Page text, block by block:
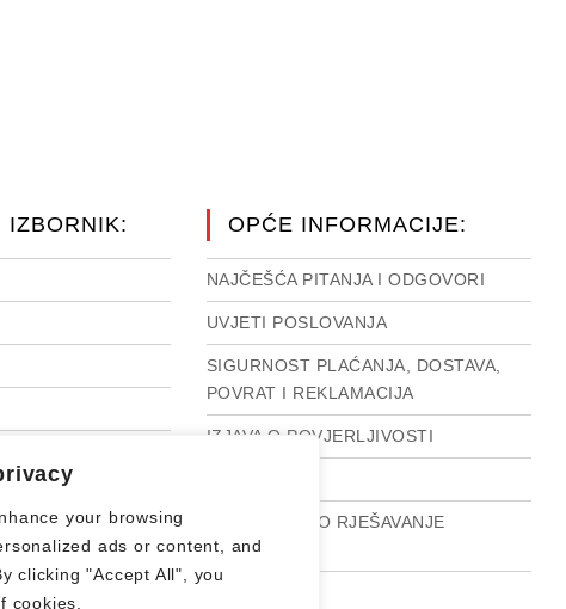
your browsing
ads or content, and
clicking "Accept All", you
cookies.
IZBORNIK: OPĆE INFORMACIJE:
NAJČEŠĆA PITANJA I ODGOVORI
UVJETI POSLOVANJA
SIGURNOST PLAĆANJA, DOSTAVA,
POVRAT I REKLAMACIJA
IZJAVA O POVJERLJIVOSTI
INTERNETSKO RJEŠAVANJE
SPOROVA